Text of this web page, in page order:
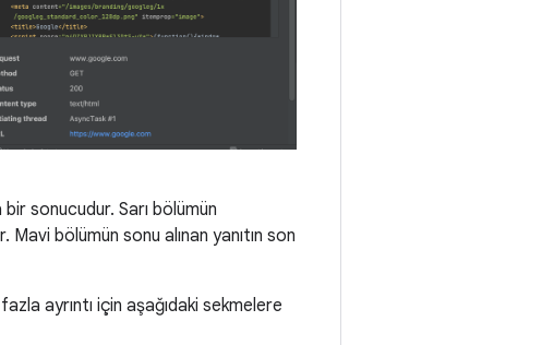
sonucudur. Sarı bölümün
Mavi bölümün sonu alınan yanıtın son
ayrıntı için aşağıdaki sekmelere